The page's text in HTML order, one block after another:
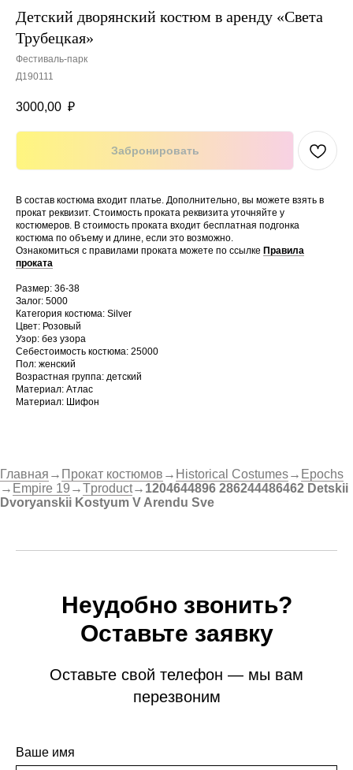
Детский дворянский костюм в аренду «Света
Трубецкая»
Фестиваль-парк
Д190111
3000,00 ₽
Забронировать
В состав костюма входит платье. Дополнительно, вы можете взять в
прокат реквизит. Стоимость проката реквизита уточняйте у
костюмеров. В стоимость проката входит бесплатная подгонка
костюма по объему и длине, если это возможно.
Ознакомиться с правилами проката можете по ссылке Правила
проката
Размер: 36-38
Залог: 5000
Категория костюма: Silver
Цвет: Розовый
Узор: без узора
Себестоимость костюма: 25000
Пол: женский
Возрастная группа: детский
Материал: Атлас
Материал: Шифон
Главная → Прокат костюмов → Historical Costumes→ Epochs
→ Empire 19 →Tproduct→ 1204644896 286244486462 Detskii
Dvoryanskii Kostyum V Arendu Sve
Неудобно звонить?
Оставьте заявку
Оставьте свой телефон — мы вам
перезвоним
Ваше имя